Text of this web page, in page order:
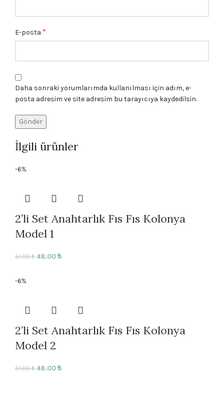
E-posta *
Daha sonraki yorumlarımda kullanılması için adım, e-
posta adresim ve site adresim bu tarayıcıya kaydedilsin.
İlgili ürünler
-6%
2’li Set Anahtarlık Fıs Fıs Kolonya
Model 1
51.00₺ 48.00₺
-6%
2’li Set Anahtarlık Fıs Fıs Kolonya
Model 2
51.00₺ 48.00₺